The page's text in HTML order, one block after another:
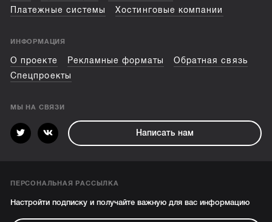
Платежные системы
Хостинговые компании
ИНФОРМАЦИЯ
О проекте Рекламные форматы
Обратная связь
Спецпроекты
МЫ НА СВЯЗИ
Написать нам
ПЕРСОНАЛЬНАЯ РАССЫЛКА
Настройти подписку и получайте важную для вас информацию